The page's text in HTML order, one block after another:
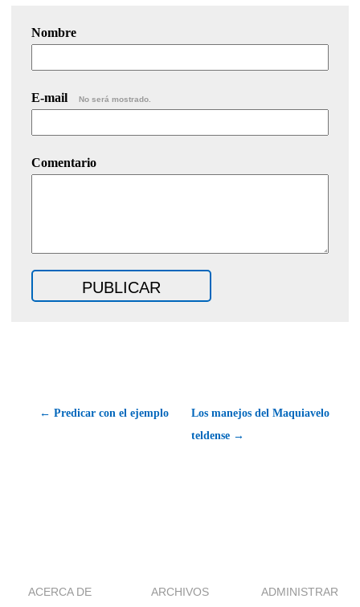
Nombre
E-mail No será mostrado.
Comentario
← Predicar con el ejemplo
Los manejos del Maquiavelo
teldense →
ACERCA DE ARCHIVOS ADMINISTRAR